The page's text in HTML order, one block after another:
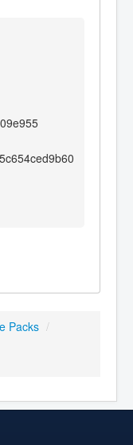
Packs /